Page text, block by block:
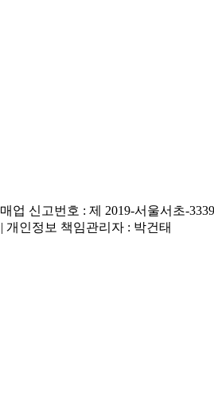
업 신고번호 : 제 2019-서울서초-
개인정보 책임관리자 : 박건태